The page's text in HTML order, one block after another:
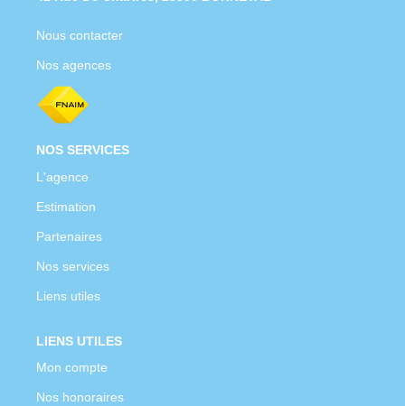
Nous Rejoindre
Nous contacter
Nos agences
NOS SERVICES
L'agence
Estimation
Partenaires
Nos services
Liens utiles
LIENS UTILES
Mon compte
Nos honoraires